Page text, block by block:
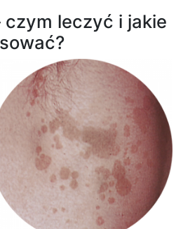
leczyć i jakie